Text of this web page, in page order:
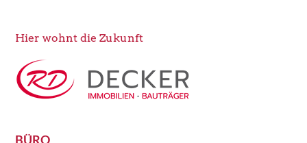
Hier wohnt die Zukunft
BÜRO